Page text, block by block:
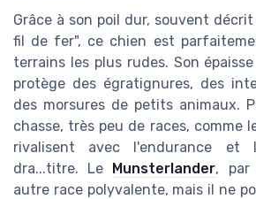
Grâce à son poil dur, souvent
fil de fer", ce chien est
terrains les plus rudes. Son
protège des égratignures, des
des morsures de petits animaux.
chasse, très peu de races, comme
rivalisent avec l'endurance et
dra...titre. Le Munsterlander, par
autre race polyvalente, mais il ne